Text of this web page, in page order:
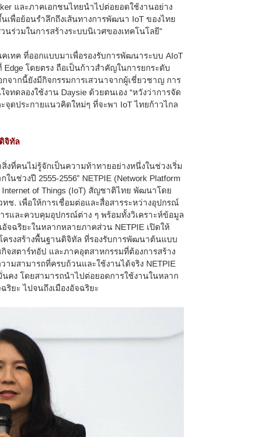
และภาคเอกชนไทยนำไปต่อยอดใช้งานอย่าง
เพื่อย้อนรำลึกถึงเส้นทางการพัฒนา IoT ของไทย
นร่วมในการสร้างระบบนิเวศของเทคโนโลยี”
เทค ที่ออกแบบมาเพื่อรองรับการพัฒนาระบบ AIoT
โดยตรง ถือเป็นก้าวสำคัญในการยกระดับ
ากนี้ยังมีกิจกรรมการเสวนาจากผู้เชี่ยวชาญ การ
ทดลองใช้งาน Daysie ด้วยตนเอง “หวังว่าการจัด
จุดประกายแนวคิดใหม่ๆ ที่จะพา IoT ไทยก้าวไกล
จิทัล
งที่คนไม่รู้จักเป็นความท้าทายอย่างหนึ่งในช่วงเริ่ม
ช่วงปี 2555-2556” NETPIE (Network Platform
of Things (IoT) สัญชาติไทย พัฒนาโดย
ช. เพื่อให้การเชื่อมต่อและสื่อสารระหว่างอุปกรณ์
รและควบคุมอุปกรณ์ต่าง ๆ พร้อมทั้งวิเคราะห์ข้อมูล
ฉริยะในหลากหลายภาคส่วน NETPIE เปิดให้
ครงสร้างพื้นฐานดิจิทัล ที่รองรับการพัฒนาต้นแบบ
ตาร์ทอัป และภาคอุตสาหกรรมที่ต้องการสร้าง
มสามารถที่ครบถ้วนและใช้งานได้จริง NETPIE
คง โดยสามารถนำไปต่อยอดการใช้งานในหลาก
ริยะ ไปจนถึงเมืองอัจฉริยะ